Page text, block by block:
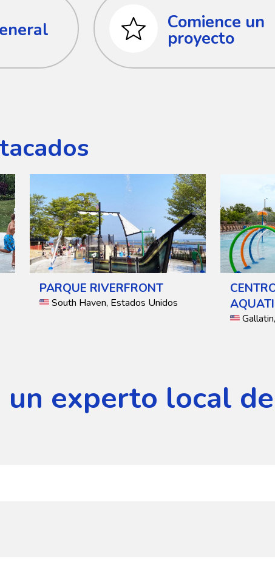
Comience un
proyecto
PARQUE RIVERFRONT
South Haven, Estados Unidos
experto local de